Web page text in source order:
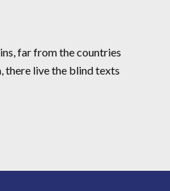
far from the countries
there live the blind texts